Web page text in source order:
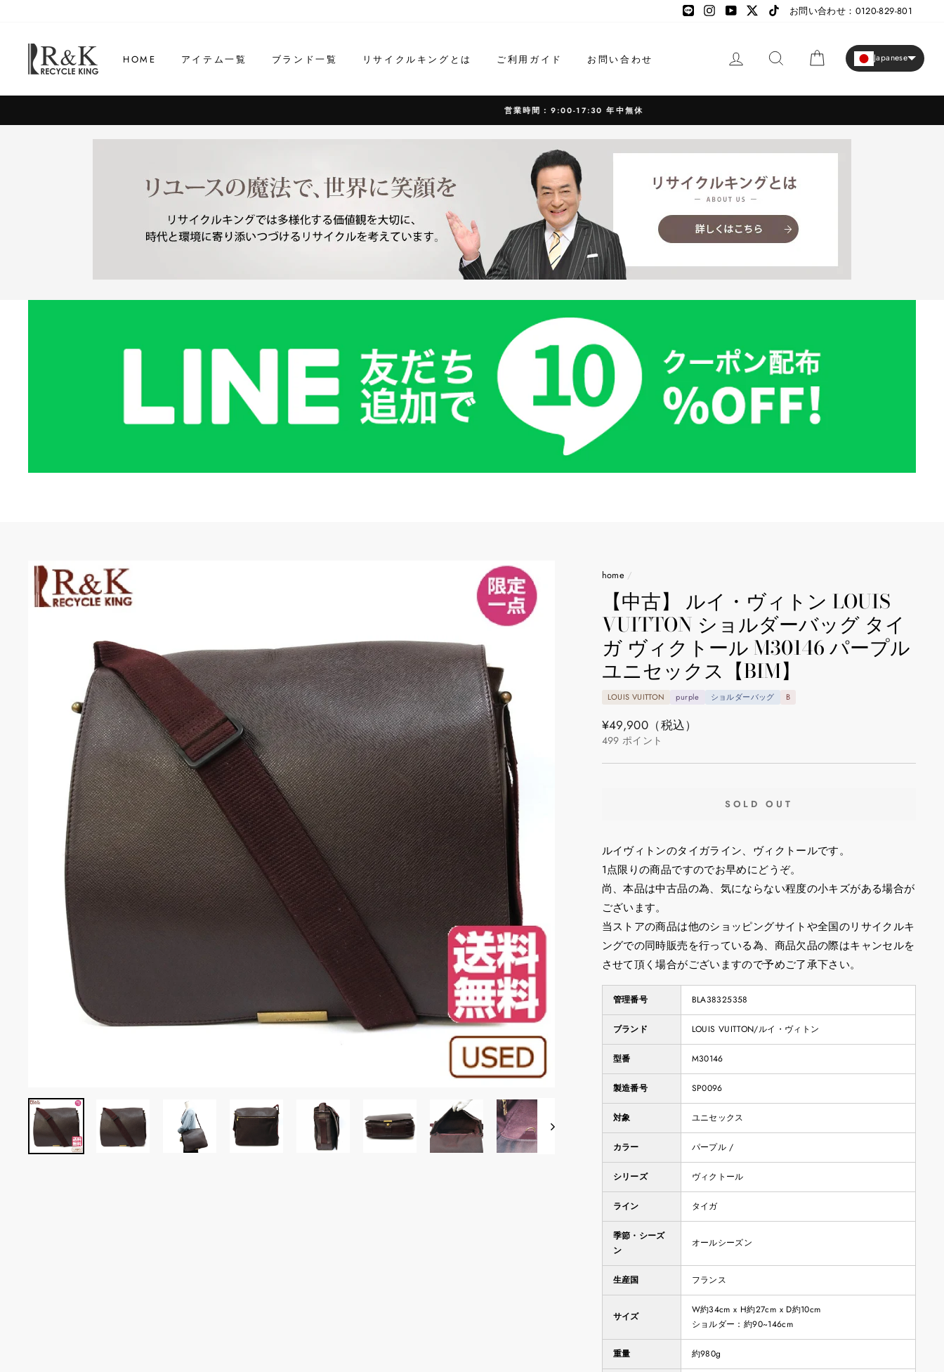
ス
LINE
LINE InstagramYouTube TikTok
お問い合わせ：0120-829-801
HOME アイテム一覧 ブランド一覧 リサイクルキングとは ご利用ガイド お問い合わせ ログイン カート Japanese
営業時間：9:00-17:30 年中無休
home /
【中古】 ルイ・ヴィトン LOUIS
VUITTON ショルダーバッグ タイ
ガ ヴィクトール M30146 パープル
ユニセックス【BIM】
LOUIS VUITTON purple ショルダーバッグ B
通
常
価
¥49,900 （税込）
499 ポイント
SOLD OUT
ルイヴィトンのタイガライン、ヴィクトールです。
1点限りの商品ですのでお早めにどうぞ。
尚、本品は中古品の為、気にならない程度の小キズがある場合が
ございます。
当ストアの商品は他のショッピングサイトや全国のリサイクルキ
ングでの同時販売を行っている為、商品欠品の際はキャンセルを
させて頂く場合がございますので予めご了承下さい。
管理番号 BLA38325358
ブランド LOUIS VUITTON/ルイ・ヴィトン
型番 M30146
製造番号 SP0096
対象 ユニセックス
カラー パープル /
シリーズ ヴィクトール
ライン タイガ
季節・シーズ
ン
オールシーズン
生産国 フランス
サイズ
W約34cm x H約27cm x D約10cm
ショルダー：約90~146cm
重量 約980g